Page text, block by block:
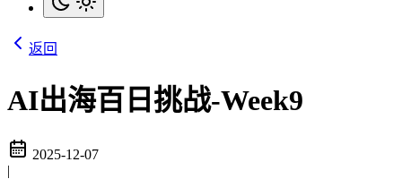
返回
AI出海百日挑战-Week9
2025-12-07
|